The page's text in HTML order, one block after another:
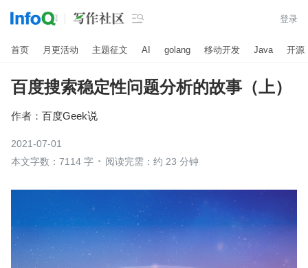
 登录
首页 月更活动 主题征文 AI golang 移动开发 Java 开源
百度搜索稳定性问题分析的故事（上）
作者： 百度Geek说
2021-07-01
本文字数：7114 字
阅读完需：约 23 分钟